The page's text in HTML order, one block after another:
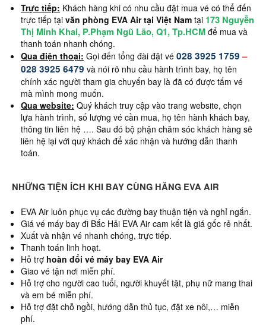
Trực tiếp: Khách hàng khi có nhu cầu đặt mua vé có thể đến
trực tiếp tại văn phòng EVA Air tại Việt Nam tại 173 Nguyễn
Thị Minh Khai, P.Phạm Ngũ Lão, Q1, Tp.HCM để mua và
thanh toán nhanh chóng.
Qua điện thoại: Gọi đến tổng đài đặt vé 028 3925 1759–
028 3925 6479 và nói rõ nhu cầu hành trình bay, họ tên
chính xác người tham gia chuyến bay là đã có được tấm vé
mà mình mong muốn.
Qua website: Quý khách truy cập vào trang website, chọn
lựa hành trình, số lượng vé cần mua, họ tên hành khách bay,
thông tin liên hệ …. Sau đó bộ phận chăm sóc khách hàng sẽ
liên hệ lại với quý khách để xác nhận và hướng dẫn thanh
toán.
NHỮNG TIỆN ÍCH KHI BAY CÙNG HÃNG EVA AIR
EVA Air luôn phục vụ các đường bay thuận tiện và nghỉ ngắn.
Giá vé máy bay đi Bắc Hải EVA Air cam kết là giá gốc rẻ nhất.
Xuất và nhận vé nhanh chóng, trực tiếp.
Thanh toán linh hoạt.
Hỗ trợ hoàn đổi vé máy bay EVA Air
Giao vé tận nơi miễn phí.
Hỗ trợ cho người cao tuổi, người khuyết tật, phụ nữ mang thai
và em bé miễn phí.
Hỗ trợ đặt chỗ ngồi, hướng dẫn thủ tục, đặt xe nôi,… miễn
phí.